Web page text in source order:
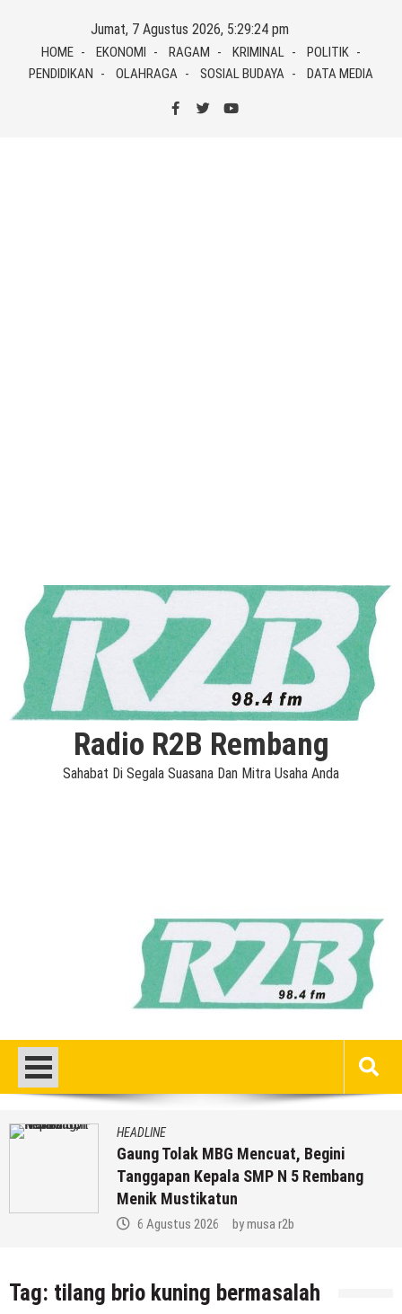
content
Jumat, 7 Agustus 2026, 5:29:24 pm
HOME EKONOMI RAGAM KRIMINAL
POLITIK
PENDIDIKAN
OLAHRAGA SOSIAL BUDAYA DATA MEDIA
Radio R2B Rembang
Sahabat Di Segala Suasana Dan Mitra Usaha Anda
Pria Asli Rembang
Kepelatihan Timnas,
6 Agustus 2026
Tag: tilang brio kuning bermasalah